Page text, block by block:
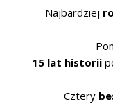
Najbardziej
15 lat historii
Cztery